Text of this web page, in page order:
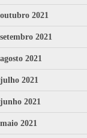
outubro 2021
setembro 2021
agosto 2021
julho 2021
junho 2021
maio 2021